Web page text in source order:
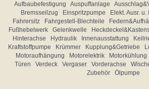
Aufbaubefestigung Auspuffanlage
Bremsseilzug
Einspritzpumpe Elekt. Ausr. u.
Fahrersitz
Fahrgestell-Blechteile
Fußhebelwerk
Gelenkwelle
Hinterachse
Hydraulik Innenausstattung
Kraftstoffpumpe
Krümmer Kupplung&Getriebe
Motoraufhängung
Motorelektrik Motorkühlung
Türen
Verdeck Vergaser Vorderachse
Zubehör
Ölpumpe